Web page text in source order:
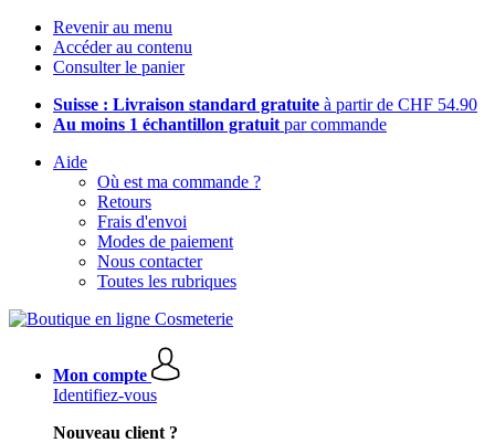
Revenir au menu
Accéder au contenu
Consulter le panier
Suisse : Livraison standard gratuite à partir de CHF 54.90
Au moins 1 échantillon gratuit par commande
Aide
Où est ma commande ?
Retours
Frais d'envoi
Modes de paiement
Nous contacter
Toutes les rubriques
Mon compte
Identifiez-vous
Nouveau client ?